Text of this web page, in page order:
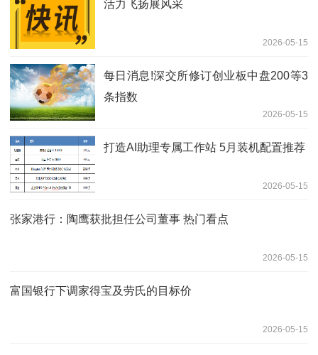
活力飞扬展风采
2026-05-15
每日消息!深交所修订创业板中盘200等3
条指数
2026-05-15
打造AI助理专属工作站 5月装机配置推荐
2026-05-15
张家港行：陶鹰获批担任公司董事 热门看点
2026-05-15
富国银行下调家得宝及劳氏的目标价
2026-05-15